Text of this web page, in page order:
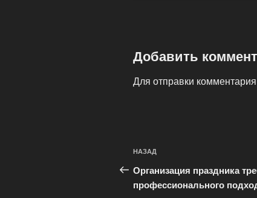
Добавить
Для отправки
Навигация
по
записям
Предыдущая
запись:
НАЗАД
Организация праздника
профессионального